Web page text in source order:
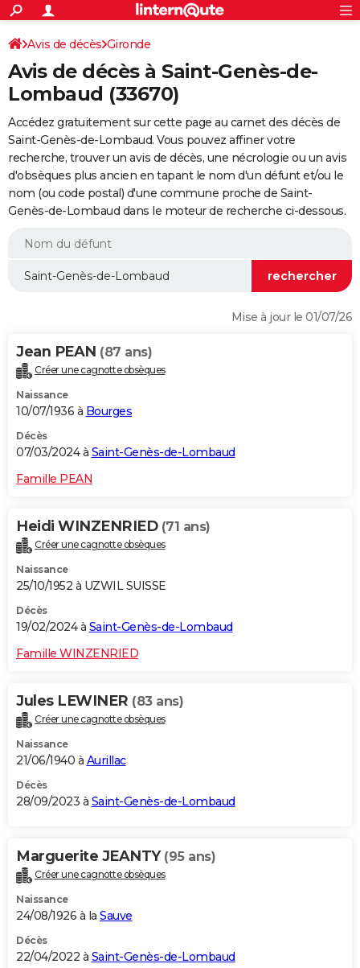
ACTUALITÉS
Politique
Société
Faits Divers
Education
Monde
Villes
+
SPORT
Coupe du monde 2026
Football
Tennis
Cyclisme
Rugby
Forum
CULTURE
FINANCE
Retraite
Impôts
Epargne
Immobilier
Risques naturels par ville
Banque
Assurance
Crédit
Essais
Réserver un essai
Citadines
Berlines
SUV
Forum auto
+
HIGH-TECH
Mobiles
Meilleur smartphone
Internet
Ordinateurs
Jeux vidéo
Guide high-tech
+
BRICOLAGE
Forum
Aménagement intérieur
Extérieur
Cuisine
Salle de bains
Jardinage
Rangement
WEEK-END
Guides de France
Escapades
Patrimoine
Expositions
Musées
Week-end nature
LIFESTYLE
Alimentation
Guide de la santé
Maladies
Médicaments
Sommeil
VOYAGE
Destinations
City break
Voyage nature
Voyage de noces
Forum
Climat
+PHOTO
GUIDES D'ACHAT
BONS PLANS
CARTE DE VOEUX
Dictionnaire
Biographies
Citations
Expressions
Proverbes
PROGRAMME TV
COPAINS D'AVANT
S'inscrire
Se connecter
Lycées
Collèges
Primaires
Universités
Entreprises
Service militaire
Avis de recherche
AVIS DE DÉCÈS
Avis de décès Gironde
Avis de décès à Saint-Genès-de-
Lombaud (33670)
Accédez gratuitement sur cette page au carnet des décès de
Saint-Genès-de-Lombaud. Vous pouvez affiner votre
recherche, trouver un avis de décès, une nécrologie ou un avis
d'obsèques plus ancien en tapant le nom d'un défunt et/ou le
nom (ou code postal) d'une commune proche de Saint-
Genès-de-Lombaud dans le moteur de recherche ci-dessous.
Mise à jour le 01/07/26
Jean PEAN (87 ans)
Créer une cagnotte obsèques
Naissance
10/07/1936 à Bourges
Décès
07/03/2024 à Saint-Genès-de-Lombaud
Famille PEAN
Heidi WINZENRIED (71 ans)
Créer une cagnotte obsèques
Naissance
25/10/1952 à UZWIL SUISSE
Décès
19/02/2024 à Saint-Genès-de-Lombaud
Famille WINZENRIED
Jules LEWINER (83 ans)
Créer une cagnotte obsèques
Naissance
21/06/1940 à Aurillac
Décès
28/09/2023 à Saint-Genès-de-Lombaud
Marguerite JEANTY (95 ans)
Créer une cagnotte obsèques
Naissance
24/08/1926 à la Sauve
Décès
22/04/2022 à Saint-Genès-de-Lombaud